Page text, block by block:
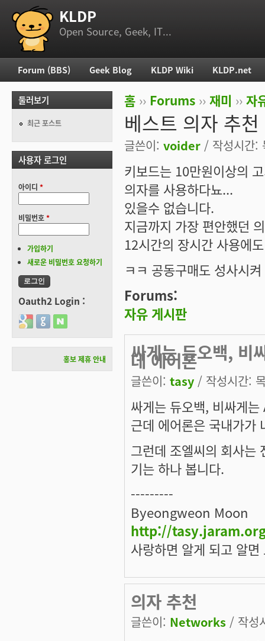
부 메뉴 KLDP
Open Source, Geek, IT...
현재 위치
홈 ›› Forums ›› 재미 ›› 자
베스트 의자 추
글쓴이: voider / 작성시간
키보드는 10만원이상의
의자를 사용하다뇨...
있을수 없습니다.
지금까지 가장 편안했던
12시간의 장시간 사용에
ㅋㅋ 공동구매도 성사시
Forums:
자유 게시판
싸게는 듀오백,
데 에어론
글쓴이: tasy / 작성시간:
싸게는 듀오백, 비싸게
근데 에어론은 국내가가
그런데 조엘씨의 회사는
기는 하나 봅니다.
---------
Byeongweon Moon
http://
사랑하면 알게 되고 알
의자 추천
글쓴이: Networks / 작성
주 메뉴
Forum (BBS) Geek Blog KLDP Wiki KLDP.net
둘러보기
최근 포스트
사용자 로그인
아이디 *
비밀번호*
가입하기
새로운 비밀번호 요청하기
Oauth2 Login :
Login with Google
Login with GitHub
Login with Naver
홍보 제휴 안내